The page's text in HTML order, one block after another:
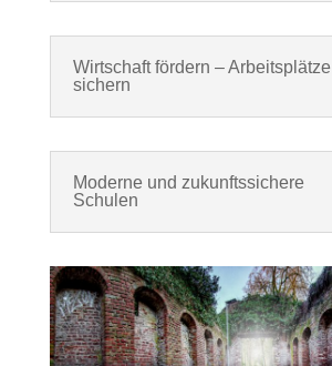
Wirtschaft fördern – Arbeitsplätze
sichern
Moderne und zukunftssichere
Schulen